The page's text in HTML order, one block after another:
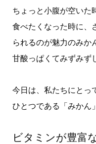
ちょっと小腹が空いた
食べたくなった時に、
られるのが魅力のみか
甘酸っぱくてみずみず
今日は、私たちにとっ
ひとつである「みかん
ビタミンが豊富